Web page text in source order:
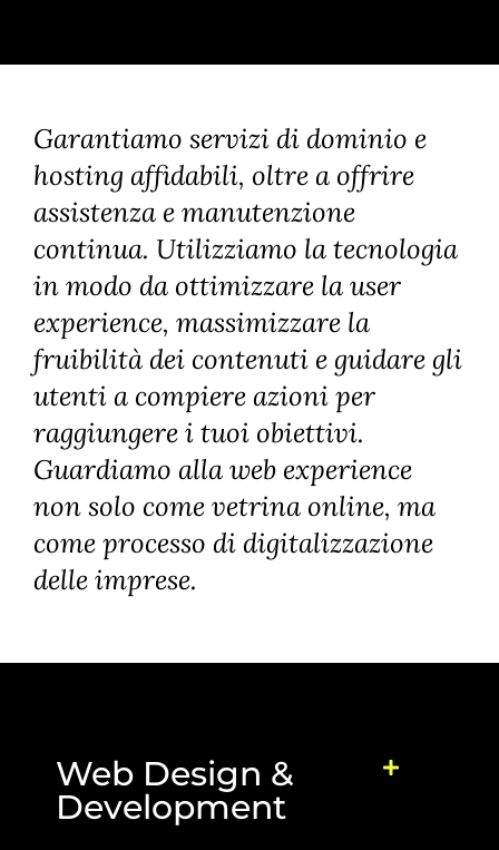
Garantiamo servizi di dominio e
hosting affidabili, oltre a offrire
assistenza e manutenzione
continua. Utilizziamo la tecnologia
in modo da ottimizzare la user
experience, massimizzare la
fruibilità dei contenuti e guidare gli
utenti a compiere azioni per
raggiungere i tuoi obiettivi.
Guardiamo alla web experience
non solo come vetrina online, ma
come processo di digitalizzazione
delle imprese.
Web Design &
Development